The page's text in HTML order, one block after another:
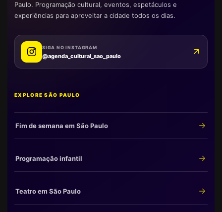
Paulo. Programação cultural, eventos, espetáculos e
experiências para aproveitar a cidade todos os dias.
SIGA NO INSTAGRAM
@agenda_cultural_sao_paulo
EXPLORE SÃO PAULO
Fim de semana em São Paulo
Programação infantil
Teatro em São Paulo